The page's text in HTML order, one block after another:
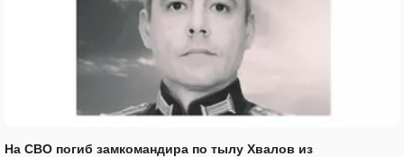
На СВО погиб замкомандира по тылу Хвалов из